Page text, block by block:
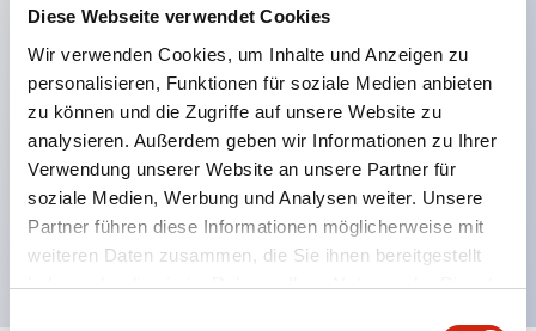
Diese Webseite verwendet Cookies
Wir verwenden Cookies, um Inhalte und Anzeigen zu
personalisieren, Funktionen für soziale Medien anbieten
zu können und die Zugriffe auf unsere Website zu
analysieren. Außerdem geben wir Informationen zu Ihrer
Verwendung unserer Website an unsere Partner für
soziale Medien, Werbung und Analysen weiter. Unsere
Partner führen diese Informationen möglicherweise mit
weiteren Daten zusammen, die Sie ihnen bereitgestellt
haben oder die sie im Rahmen Ihrer Nutzung der Dienste
LED-Lampenkörper
Schutzarten IP40 und IP65 vollständig verfügbar
(IEC 60529)
UL- und CSA-zertifiziert. Entspricht EN (Europa)
Normen. CCC-zertifiziert (außer Anzeigeleuchten).
Mit speziellem Zubehör leicht auf Φ22 Flash-
Silhouette umstellbar